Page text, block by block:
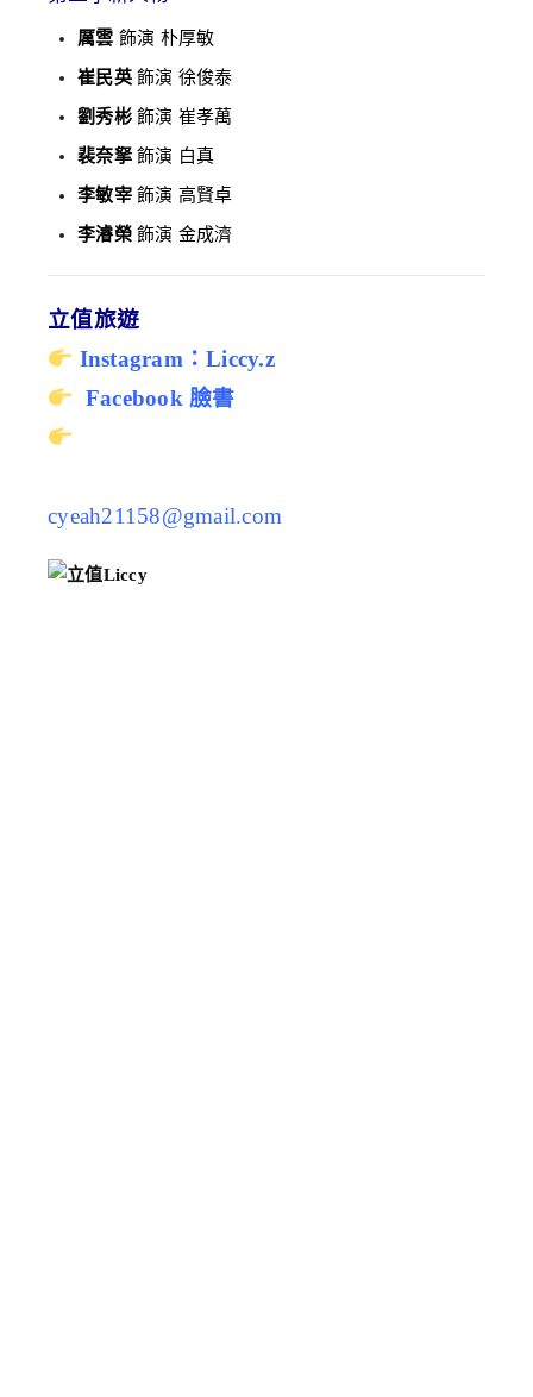
厲雲 飾演 朴厚敏
崔民英飾演 徐俊泰
劉秀彬飾演 崔孝萬
裴奈拏飾演 白真
李敏宰飾演 高賢卓
李濬榮飾演 金成濟
立值旅遊
Instagram：Liccy.z
Facebook 臉書
cyeah21158@gmail.com